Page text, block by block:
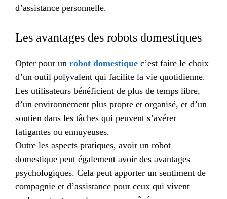
d’assistance personnelle.
Les avantages des robots domestiques
Opter pour un robot domestique c’est faire le choix
d’un outil polyvalent qui facilite la vie quotidienne.
Les utilisateurs bénéficient de plus de temps libre,
d’un environnement plus propre et organisé, et d’un
soutien dans les tâches qui peuvent s’avérer
fatigantes ou ennuyeuses.
Outre les aspects pratiques, avoir un robot
domestique peut également avoir des avantages
psychologiques. Cela peut apporter un sentiment de
compagnie et d’assistance pour ceux qui vivent